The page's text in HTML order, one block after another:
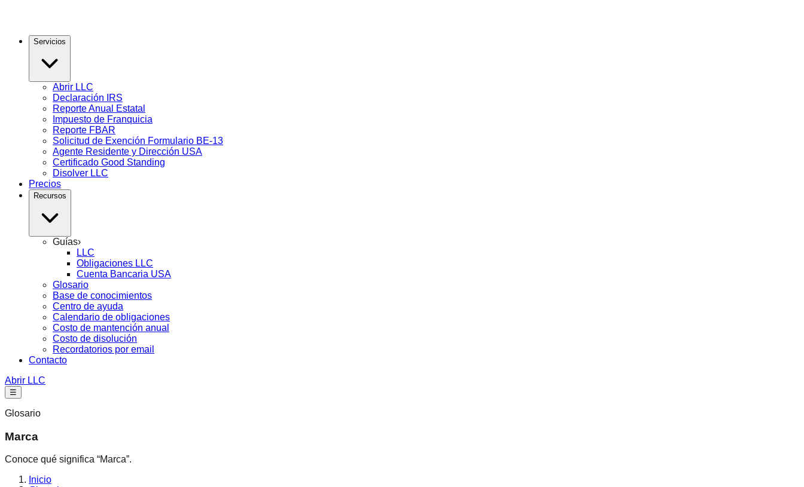
Servicios
Abrir LLC
Declaración IRS
Reporte Anual Estatal
Impuesto de Franquicia
Reporte FBAR
Solicitud de Exención Formulario BE-13
Agente Residente y Dirección USA
Certificado Good Standing
Disolver LLC
Precios
Recursos
Guías›
LLC
Obligaciones LLC
Cuenta Bancaria USA
Glosario
Base de conocimientos
Centro de ayuda
Calendario de obligaciones
Costo de mantención anual
Costo de disolución
Recordatorios por email
Contacto
Abrir LLC
☰
Glosario
Marca
Conoce qué significa “Marca”.
Inicio